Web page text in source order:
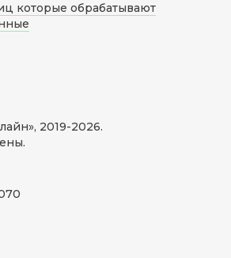
2019-2026.
которые обрабатывают